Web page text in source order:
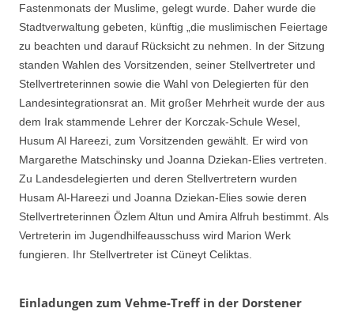
Fastenmonats der Muslime, gelegt wurde. Daher wurde die
Stadtverwaltung gebeten, künftig „die muslimischen Feiertage
zu beachten und darauf Rücksicht zu nehmen. In der Sitzung
standen Wahlen des Vorsitzenden, seiner Stellvertreter und
Stellvertreterinnen sowie die Wahl von Delegierten für den
Landesintegrationsrat an. Mit großer Mehrheit wurde der aus
dem Irak stammende Lehrer der Korczak-Schule Wesel,
Husum Al Hareezi, zum Vorsitzenden gewählt. Er wird von
Margarethe Matschinsky und Joanna Dziekan-Elies vertreten.
Zu Landesdelegierten und deren Stellvertretern wurden
Husam Al-Hareezi und Joanna Dziekan-Elies sowie deren
Stellvertreterinnen Özlem Altun und Amira Alfruh bestimmt. Als
Vertreterin im Jugendhilfeausschuss wird Marion Werk
fungieren. Ihr Stellvertreter ist Cüneyt Celiktas.
Einladungen zum Vehme-Treff in der Dorstener